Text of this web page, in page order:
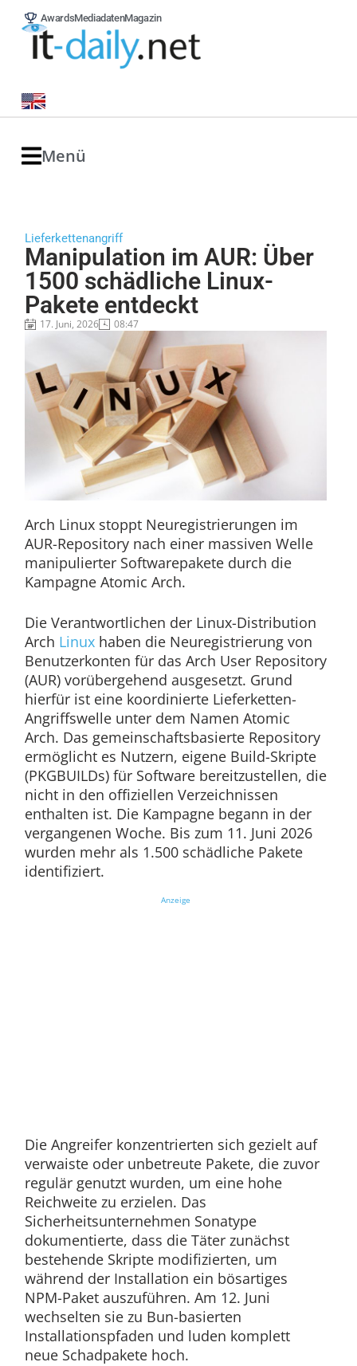
AwardsMediadatenMagazin
Menü
Lieferkettenangriff
Manipulation im AUR: Über
1500 schädliche Linux-
Pakete entdeckt
17. Juni, 2026 08:47
Arch Linux stoppt Neuregistrierungen im
AUR-Repository nach einer massiven Welle
manipulierter Softwarepakete durch die
Kampagne Atomic Arch.
Die Verantwortlichen der Linux-Distribution
Arch Linuxhaben die Neuregistrierung von
Benutzerkonten für das Arch User Repository
(AUR) vorübergehend ausgesetzt. Grund
hierfür ist eine koordinierte Lieferketten-
Angriffswelle unter dem Namen Atomic
Arch. Das gemeinschaftsbasierte Repository
ermöglicht es Nutzern, eigene Build-Skripte
(PKGBUILDs) für Software bereitzustellen, die
nicht in den offiziellen Verzeichnissen
enthalten ist. Die Kampagne begann in der
vergangenen Woche. Bis zum 11. Juni 2026
wurden mehr als 1.500 schädliche Pakete
identifiziert.
Anzeige
Die Angreifer konzentrierten sich gezielt auf
verwaiste oder unbetreute Pakete, die zuvor
regulär genutzt wurden, um eine hohe
Reichweite zu erzielen. Das
Sicherheitsunternehmen Sonatype
dokumentierte, dass die Täter zunächst
bestehende Skripte modifizierten, um
während der Installation ein bösartiges
NPM-Paket auszuführen. Am 12. Juni
wechselten sie zu Bun-basierten
Installationspfaden und luden komplett
neue Schadpakete hoch.